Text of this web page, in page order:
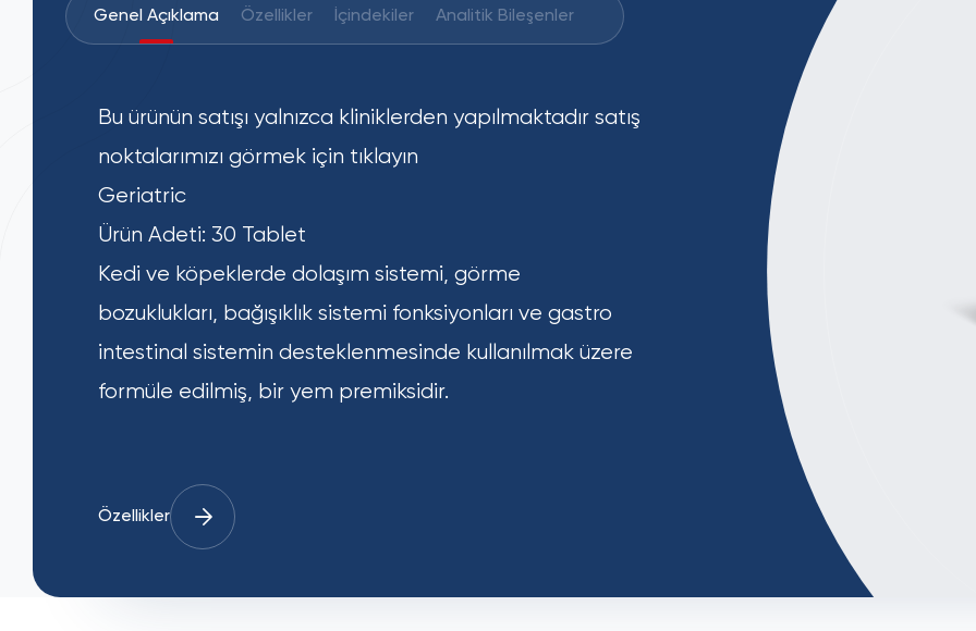
Genel Açıklama Özellikler İçindekiler Analitik Bileşenler
Bu ürünün satışı yalnızca kliniklerden yapılmaktadır satış
noktalarımızı görmek için tıklayın
Geriatric
Ürün Adeti: 30 Tablet
Kedi ve köpeklerde dolaşım sistemi, görme
bozuklukları, bağışıklık sistemi fonksiyonları ve gastro
intestinal sistemin desteklenmesinde kullanılmak üzere
formüle edilmiş, bir yem premiksidir.
Özellikler